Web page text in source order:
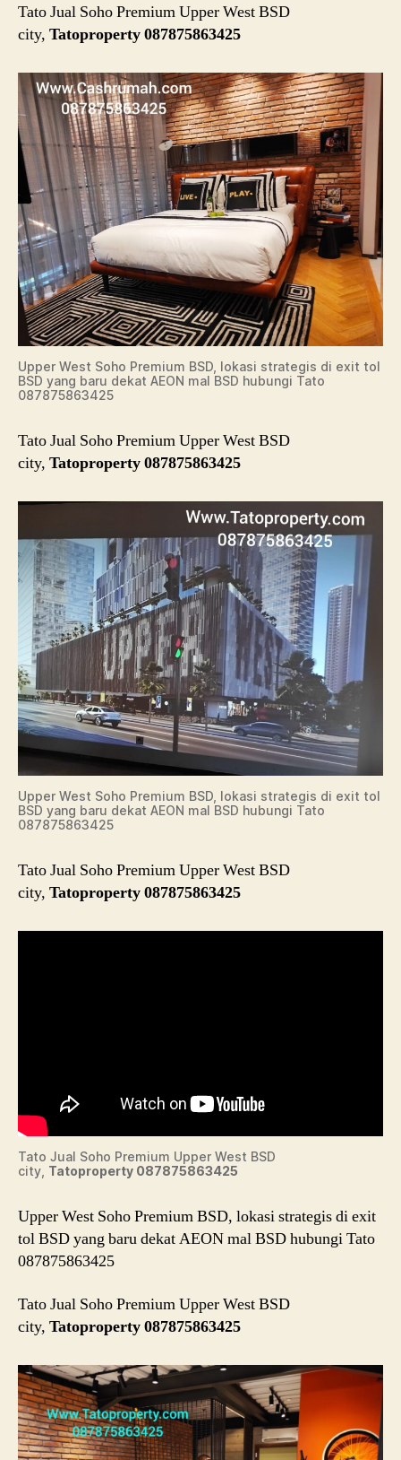
Tato Jual Soho Premium Upper West BSD
city, Tatoproperty 087875863425
Upper West Soho Premium BSD, lokasi strategis di exit tol
BSD yang baru dekat AEON mal BSD hubungi Tato
087875863425
Tato Jual Soho Premium Upper West BSD
city, Tatoproperty 087875863425
Upper West Soho Premium BSD, lokasi strategis di exit tol
BSD yang baru dekat AEON mal BSD hubungi Tato
087875863425
Tato Jual Soho Premium Upper West BSD
city, Tatoproperty 087875863425
Tato Jual Soho Premium Upper West BSD
city, Tatoproperty 087875863425
Upper West Soho Premium BSD, lokasi strategis di exit
tol BSD yang baru dekat AEON mal BSD hubungi Tato
087875863425
Tato Jual Soho Premium Upper West BSD
city, Tatoproperty 087875863425